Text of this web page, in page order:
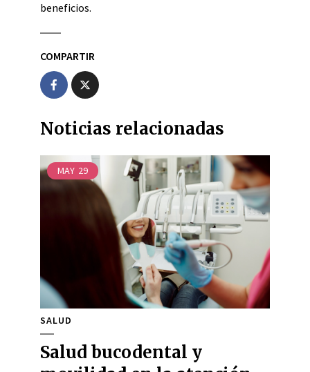
beneficios.
COMPARTIR
Noticias relacionadas
MAY 29
SALUD
Salud bucodental y